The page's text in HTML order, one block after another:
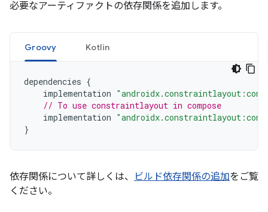
必要なアーティファクトの依存関係を追加します。
Groovy Kotlin
dependencies {
implementation
// To use constraintlayout in compose
implementation
}
依存関係について詳しくは、 ビルド依存関係の追加をご覧
ください。